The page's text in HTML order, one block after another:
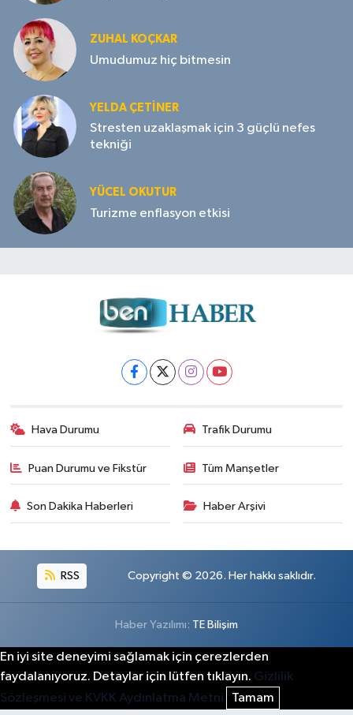
ZUHAL KOÇKAR
Umudumuz hiç bitmesin
YELDA ÇETİNER
Stresten uzaklaşmak için 3 güçlü nefes
tekniği
YÜCEL OKUTUR
Turizme enflasyon etkisi
Hava Durumu Trafik Durumu
Puan Durumu ve Fikstür Tüm Manşetler
Son Dakika Haberleri Haber Arşivi
RSS Copyright © 2026. Her hakkı saklıdır.
Haber Yazılımı: TE Bilişim
En iyi site deneyimi sağlamak için çerezlerden
faydalanıyoruz. Detaylar için lütfen tıklayın. Gizlilik
Sözleşmesi ve KVKK Aydınlatma Metni
Tamam